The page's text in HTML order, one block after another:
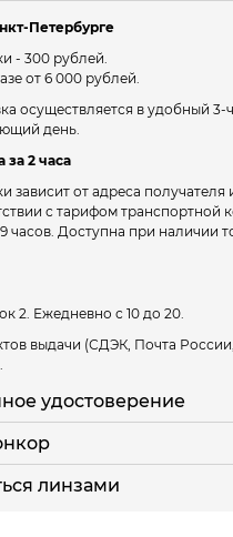
Петербурге
- 300 рублей.
от 6 000 рублей.
осуществляется в удобный 3-
день.
за 2 часа
зависит от адреса получателя
с тарифом транспортной
часов. Доступна при наличии
2. Ежедневно с 10 до 20.
выдачи (СДЭК, Почта
удостоверение
линзами